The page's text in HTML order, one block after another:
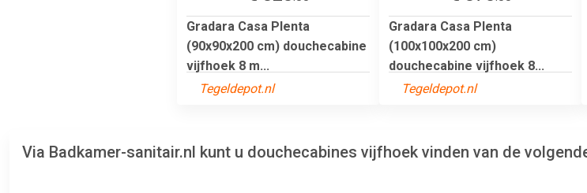
Gradara Casa Plenta
(90x90x200 cm) douchecabine
vijfhoek 8 m...
Tegeldepot.nl
Gradara Casa Plenta
(100x100x200 cm)
douchecabine vijfhoek 8...
Tegeldepot.nl
Via Badkamer-sanitair.nl kunt u douchecabines vijfhoek vinden van de